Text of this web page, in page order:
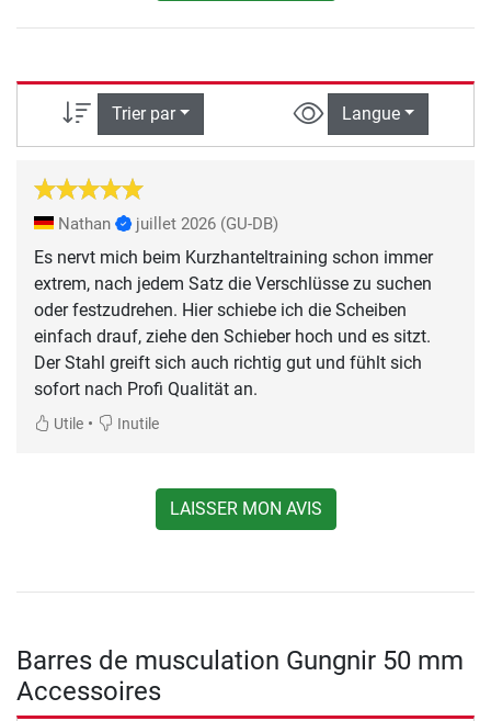
Trier par Langue
Nathan juillet 2026 (GU-DB)
Es nervt mich beim Kurzhanteltraining schon immer
extrem, nach jedem Satz die Verschlüsse zu suchen
oder festzudrehen. Hier schiebe ich die Scheiben
einfach drauf, ziehe den Schieber hoch und es sitzt.
Der Stahl greift sich auch richtig gut und fühlt sich
sofort nach Profi Qualität an.
Utile • Inutile
LAISSER MON AVIS
Barres de musculation Gungnir 50 mm
Accessoires